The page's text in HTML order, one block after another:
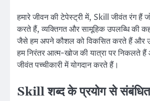
हमारे जीवन की टेपेस्ट्री में, Skill जीवंत रंग हैं
करते हैं, व्यक्तिगत और सामूहिक उपलब्धि की
जैसे हम अपने कौशल को विकसित करते हैं और
हम निरंतर आत्म-खोज की यात्रा पर निकलते
जीवंत पच्चीकारी में योगदान करते हैं।
Skill शब्द के प्रयोग से संबंधित